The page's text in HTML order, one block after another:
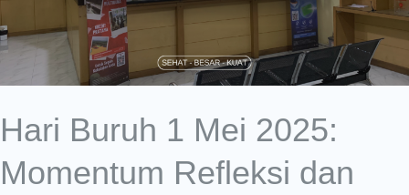
Hari Buruh 1 Mei 2025:
Momentum Refleksi dan
Refleksi
Solidaritas
Pekerja
Indonesia